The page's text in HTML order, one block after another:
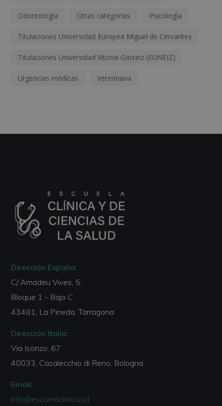
Odontología Otras categorías Psicología
Titulaciones Universidad Europea Miguel de Cervantes
Titulaciones Universidad Vitoria-Gasteiz (EUNEIZ)
Urgencias médicas Veterinaria
Dirección España:
C/ Amadeu Vives, 5,
Bloque 1 - Bajo C
43481, La Pineda, Tarragona
Dirección Italia:
Via Isonzo, 67
40033, Casalecchio di Reno, Bologna
Email:
info@escuelaclinica.lat